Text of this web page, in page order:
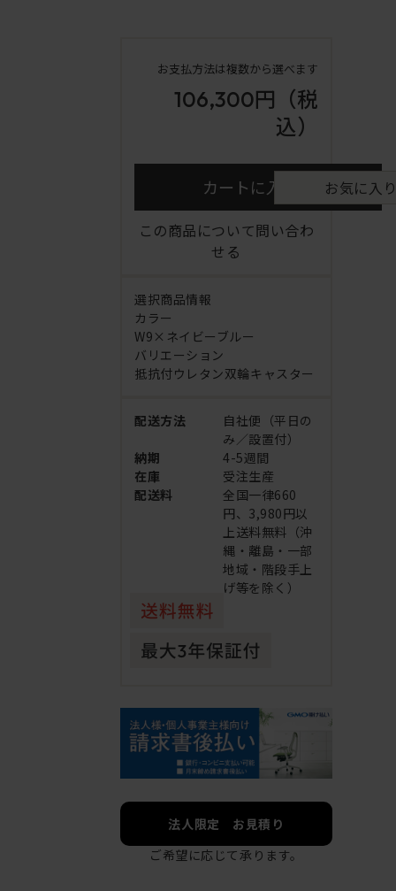
お支払方法は複数から選べます
106,300円 （税
込）
カートに入れる お気に入
この商品について問い合わ
せる
選択商品情報
カラー
W9×ネイビーブルー
バリエーション
抵抗付ウレタン双輪キャスター
配送方法
自社便（平日の
み／設置付）
納期
4-5週間
在庫
受注生産
配送料
全国一律660
円、3,980円以
上送料無料（沖
縄・離島・一部
地域・階段手上
げ等を除く）
法人限定 お見積り
ご希望に応じて承ります。